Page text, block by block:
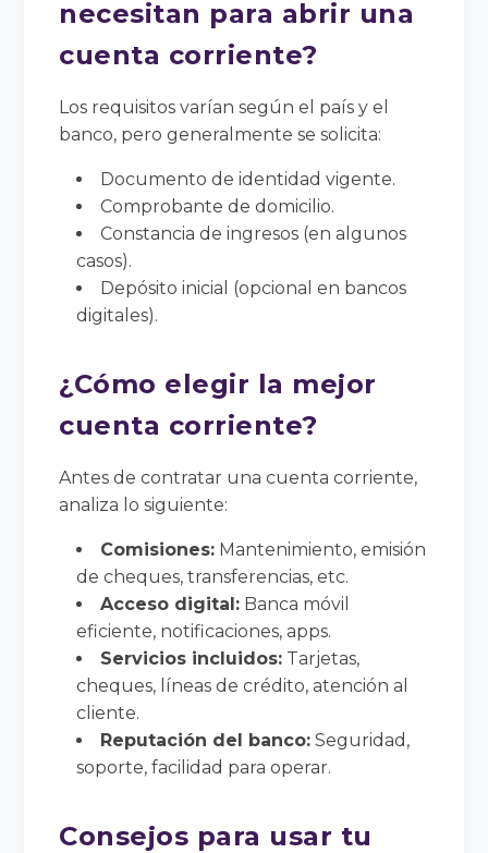
necesitan para abrir una
cuenta corriente?
Los requisitos varían según el país y el
banco, pero generalmente se solicita:
Documento de identidad vigente.
Comprobante de domicilio.
Constancia de ingresos (en algunos
casos).
Depósito inicial (opcional en bancos
digitales).
¿Cómo elegir la mejor
cuenta corriente?
Antes de contratar una cuenta corriente,
analiza lo siguiente:
Comisiones: Mantenimiento, emisión
de cheques, transferencias, etc.
Acceso digital: Banca móvil
eficiente, notificaciones, apps.
Servicios incluidos: Tarjetas,
cheques, líneas de crédito, atención al
cliente.
Reputación del banco: Seguridad,
soporte, facilidad para operar.
Consejos para usar tu